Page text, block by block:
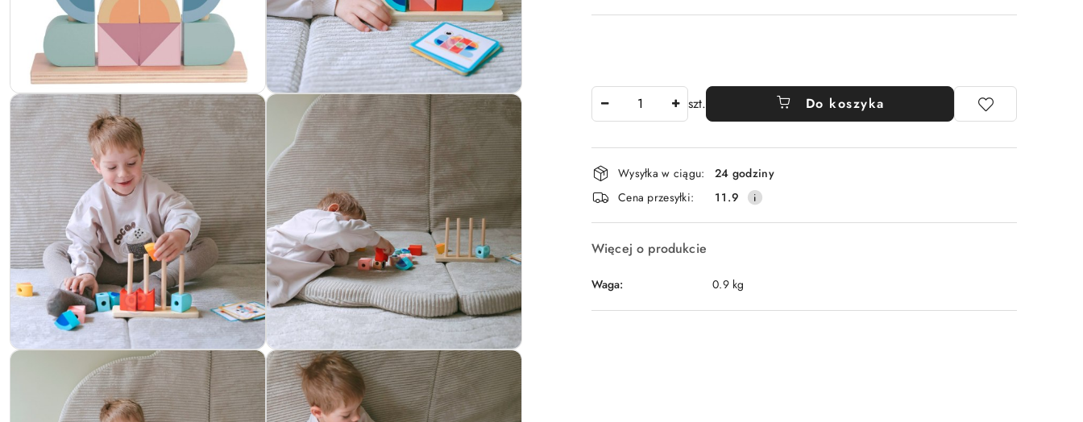
szt. Do koszyka
Dostępność
i
dostawa
Wysyłka w ciągu:
24 godziny
Cena przesyłki:
11.9
Więcej o produkcie
Waga: 0.9 kg